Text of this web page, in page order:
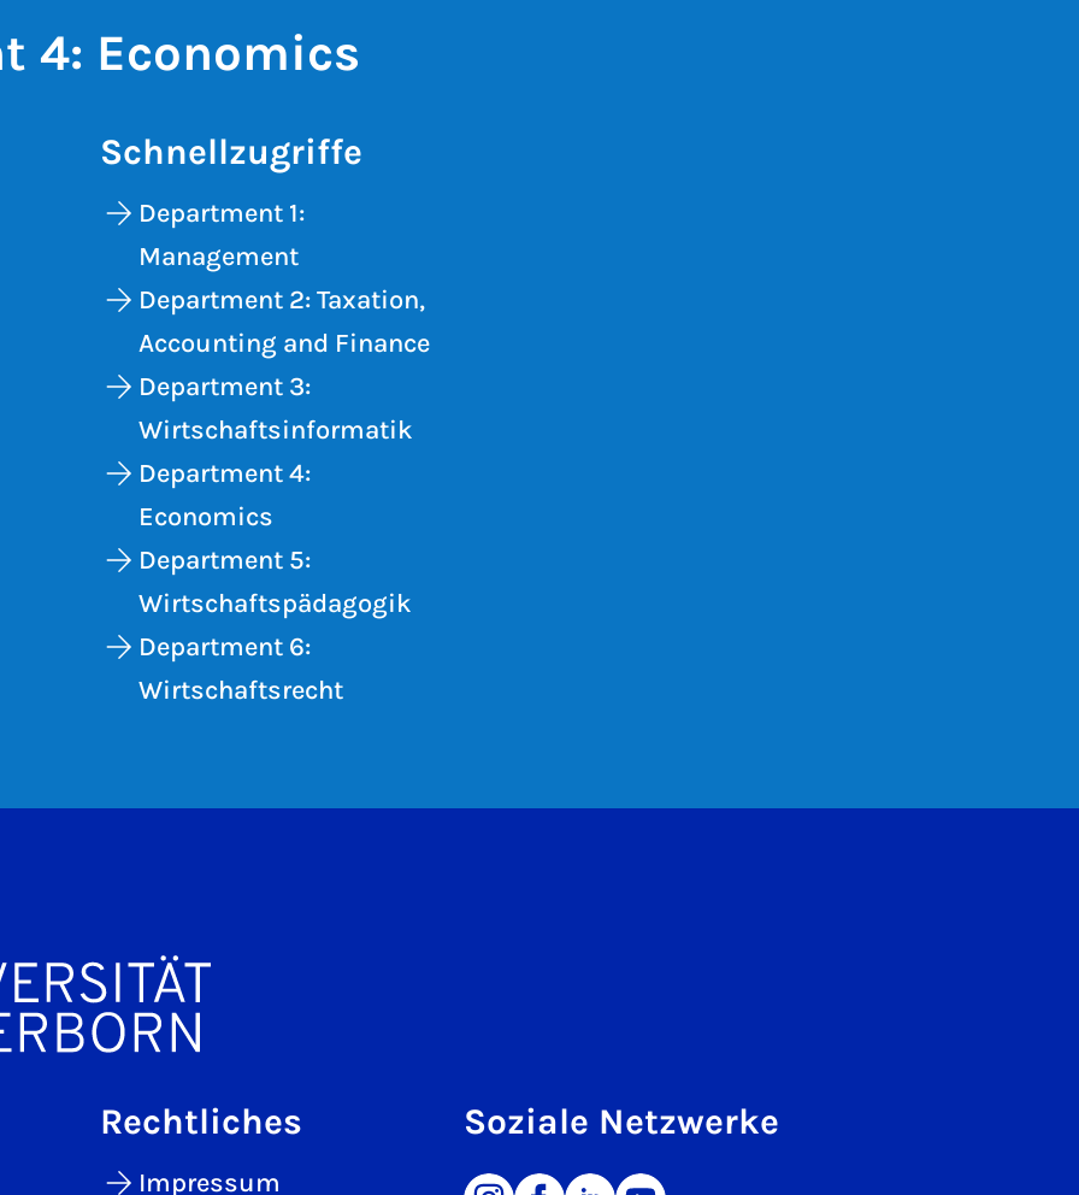
4: Economics
Schnellzugriffe
Department 1:
Management
Department 2: Taxation,
Accounting and Finance
Department 3:
Wirtschaftsinformatik
Department 4:
Economics
Department 5:
Wirtschaftspädagogik
Department 6:
Wirtschaftsrecht
Rechtliches
Impressum
Soziale Netzwerke